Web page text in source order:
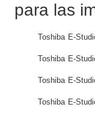
para las
Toshiba E-
Toshiba E-
Toshiba E-
Toshiba E-